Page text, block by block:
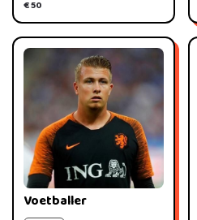
€ 50
Voetballer